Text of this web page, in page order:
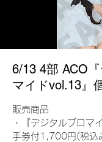
6/13 4部 ACO
マイドvol.13』
販売商品
・『デジタルブロマ
手券付1,700円(税込